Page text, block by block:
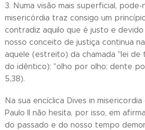
3. Numa visão mais superficial,
misericórdia traz consigo um
contradiz aquilo que é justo e devido
nosso conceito de justiça continua
aquele (estreito) da chamada "lei de
do idêntico): "olho por olho; dente
5,38).
Na sua encíclica Dives in misericordia
Paulo II não hesita, por isso, em
do passado e do nosso tempo